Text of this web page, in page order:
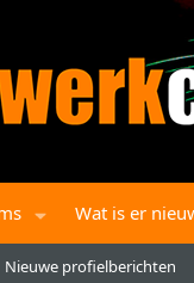
Wat is er
Nieuwe profielberichten